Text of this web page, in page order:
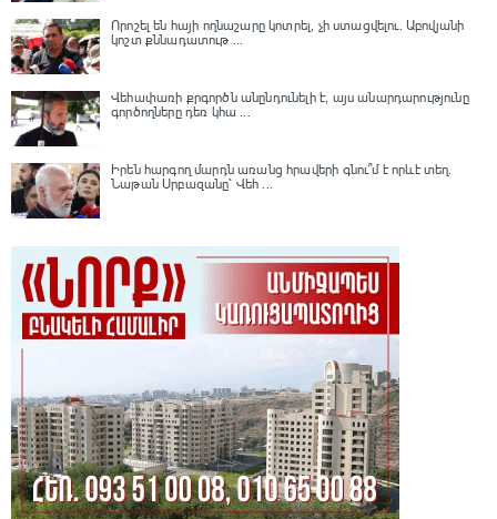
Որոշել են հայի ողնաշարը կոտրել, չի ստացվելու․ Աբովյանի
կոշտ քննադատութ ...
Վեհափառի քրգործն անընդունելի է, այս անարդարությունը
գործողները դեռ կհա ...
Իրեն հարգող մարդն առանց հրավերի գնու՞մ է որևէ տեղ.
Նաթան Սրբազանը՝ Վեհ ...